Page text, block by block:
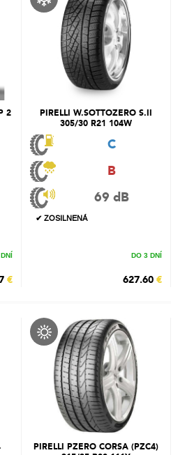
2
€
PIRELLI W.SOTTOZERO S.II
305/30 R21 104W
C
B
69 dB
✔ ZOSILNENÁ
DO 3 DNÍ
627.60 €
PIRELLI PZERO CORSA (PZC4)